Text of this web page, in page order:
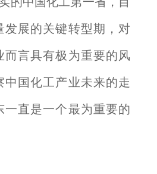
发展的关键转型期，对
而言具有极为重要的风
中国化工产业未来的走
一直是一个最为重要的